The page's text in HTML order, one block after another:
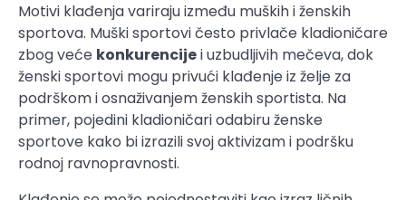
Motivi klađenja variraju između muških i ženskih
sportova. Muški sportovi često privlače kladioničare
zbog veće konkurencijei uzbudljivih mečeva, dok
ženski sportovi mogu privući klađenje iz želje za
podrškom i osnaživanjem ženskih sportista. Na
primer, pojedini kladioničari odabiru ženske
sportove kako bi izrazili svoj aktivizam i podršku
rodnoj ravnopravnosti.